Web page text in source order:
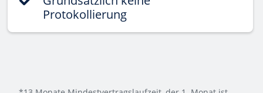
Protokollierung